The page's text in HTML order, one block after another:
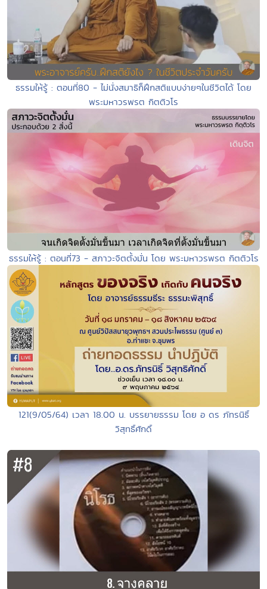
ธรรมให้รู้ : ตอนที่80 - ไม่นั่งสมาธิก็ฝึกสติแบบง่ายๆในชีวิตได้ โดย
พระมหาวรพรต กิตติวโร
ธรรมให้รู้ : ตอนที่73 - สภาวะจิตตั้งมั่น โดย พระมหาวรพรต กิตติวโร
121(9/05/64) เวลา 18.00 น. บรรยายธรรม โดย อ ดร ภัทรนิธิ์
วิสุทธิ์ศักดิ์